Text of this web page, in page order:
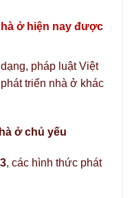
ở hiện nay được
pháp luật Việt
triển nhà ở khác
ở chủ yếu
, các hình thức phát